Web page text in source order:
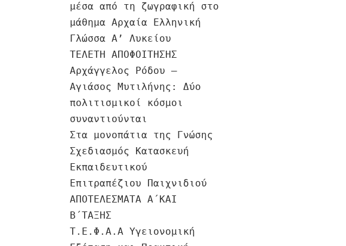
μέσα από τη ζωγραφική στο
μάθημα Αρχαία Ελληνική
Γλώσσα Α’ Λυκείου
ΤΕΛΕΤΗ ΑΠΟΦΟΙΤΗΣΗΣ
Αρχάγγελος Ρόδου –
Αγιάσος Μυτιλήνης: Δύο
πολιτισμικοί κόσμοι
συναντιούνται
Στα μονοπάτια της Γνώσης
Σχεδιασμός Κατασκευή
Εκπαιδευτικού
Επιτραπέζιου Παιχνιδιού
ΑΠΟΤΕΛΕΣΜΑΤΑ Α΄ΚΑΙ
Β΄ΤΑΞΗΣ
Τ.Ε.Φ.Α.Α Υγειονομική